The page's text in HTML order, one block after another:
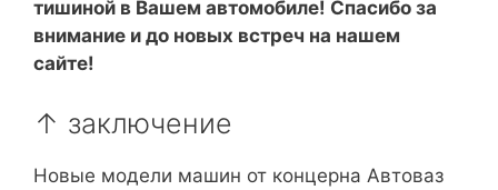
тишиной в Вашем автомобиле! Спасибо за
внимание и до новых встреч на нашем
сайте!
↑ заключение
Новые модели машин от концерна Автоваз